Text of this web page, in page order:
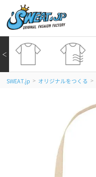
＜
SWEAT.jp > オリジナルをつくる >